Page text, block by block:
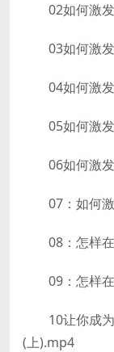
02如何激发
03如何激发
04如何激发
05如何激发
06如何激发
07：如何激
08：怎样在
09：怎样在
10让你成为
(上).mp4